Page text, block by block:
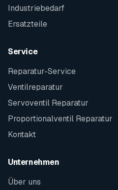
Industriebedarf
Ersatzteile
Service
Reparatur-Service
Ventilreparatur
Servoventil Reparatur
Proportionalventil Reparatur
Kontakt
Unternehmen
Über uns